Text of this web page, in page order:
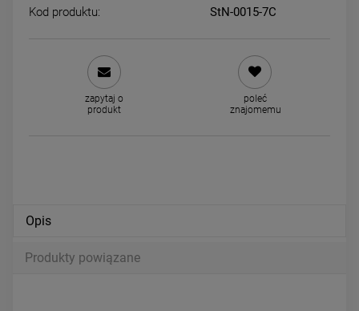
STAL CHIRURGICZNA
kwiatki kryształki
59,00 zł
Naszyjnik STAL
medalion kulka jasne
49,00 zł
Kod produktu: StN-0015-7C
zapytaj o
produkt
poleć
znajomemu
Opis
Produkty powiązane